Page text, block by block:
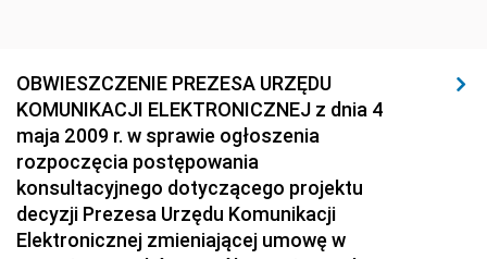
2007
2006
Dziennik Urzędowy Ministra Spraw Wewnętrznych i
Administracji
Dziennik Urzędowy Ministra Transportu
OBWIESZCZENIE PREZESA URZĘDU
KOMUNIKACJI ELEKTRONICZNEJ z dnia 4
maja 2009 r. w sprawie ogłoszenia
rozpoczęcia postępowania
konsultacyjnego dotyczącego projektu
decyzji Prezesa Urzędu Komunikacji
Elektronicznej zmieniającej umowę w